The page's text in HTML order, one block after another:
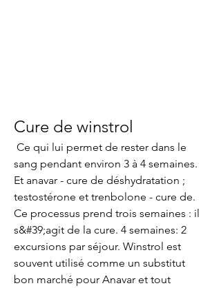
Cure de winstrol
sang pendant environ 3 à 4 semaines.
Et anavar - cure de déshydratation ;
testostérone et trenbolone - cure de.
Ce processus prend trois semaines : il
s&#39;agit de la cure. 4 semaines: 2
excursions par séjour. Winstrol est
souvent utilisé comme un substitut
bon marché pour Anavar et tout